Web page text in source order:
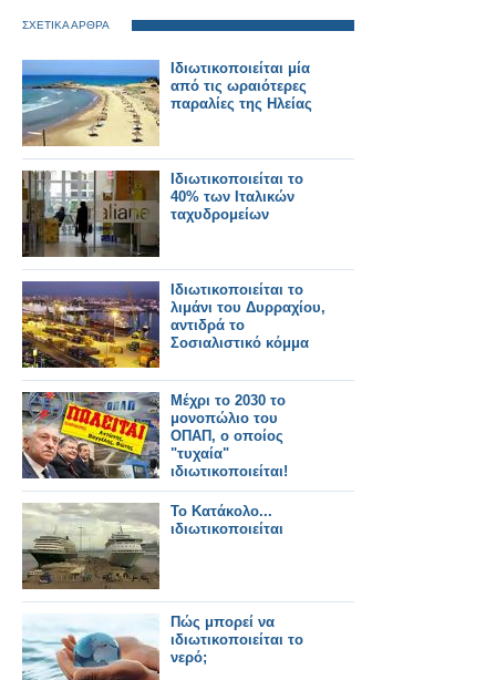
ΣΧΕΤΙΚΑ ΑΡΘΡΑ
Ιδιωτικοποιείται μία
από τις ωραιότερες
παραλίες της Ηλείας
Ιδιωτικοποιείται το
40% των Ιταλικών
ταχυδρομείων
Ιδιωτικοποιείται το
λιμάνι του Δυρραχίου,
αντιδρά το
Σοσιαλιστικό κόμμα
Μέχρι το 2030 το
μονοπώλιο του
ΟΠΑΠ, ο οποίος
"τυχαία"
ιδιωτικοποιείται!
Το Κατάκολο...
ιδιωτικοποιείται
Πώς μπορεί να
ιδιωτικοποιείται το
νερό;